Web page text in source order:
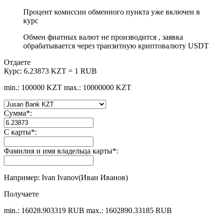
Процент комиссии обменного пункта уже включен в
курс
Обмен фиатных валют не производится , заявка
обрабатывается через транзитную криптовалюту USDT
Отдаете
Курс: 6.23873 KZT = 1 RUB
min.: 100000 KZT max.: 10000000 KZT
Сумма*:
С карты*:
Фамилия и имя владельца карты*:
Например: Ivan Ivanov(Иван Иванов)
Получаете
min.: 16028.903319 RUB max.: 1602890.33185 RUB